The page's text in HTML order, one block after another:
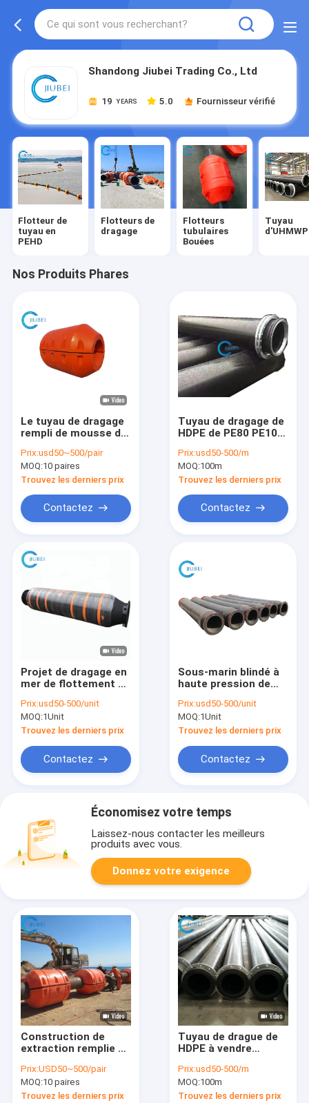
Shandong Jiubei Trading Co., Ltd
19 YEARS 5.0 Fournisseur vérifié
Flotteur de
tuyau en
PEHD
Flotteurs de
dragage
Flotteurs
tubulaires
Bouées
Tuyau
Nos Produits Phares
Le tuyau de dragage
rempli de mousse de
le tuyau qu'orange
flotte 23-28cm 17-20
litres
Prix:usd50~500/pair
MOQ:10 paires
Trouvez les derniers prix
Contactez
Tuyau de dragage de
HDPE de PE80 PE100
d'eaux d'égout
déchargeant de
grands diamètres
Prix:usd50-500/m
MOQ:100m
Trouvez les derniers prix
Contactez
Projet de dragage en
mer de flottement de
Dredge Hose For de
tuyau d'individu
Prix:usd50-500/unit
MOQ:1Unit
Trouvez les derniers prix
Contactez
Sous-marin blindé à
haute pression de
caoutchouc de bride
de sandwich
Prix:usd50-500/unit
MOQ:1Unit
Trouvez les derniers prix
Contactez
Économisez votre temps
Laissez-nous contacter les meilleurs
produits avec vous.
Donnez votre exigence
Construction de
extraction remplie de
flottaison de
polyéthylène
d'aquiculture de poly
Prix:USD50~500/pair
MOQ:10 paires
Trouvez les derniers prix
Tuyau de drague de
HDPE à vendre
de décharge de boue
de sable d'huile 24
pouces
Prix:usd50-500/m
MOQ:100m
Trouvez les derniers prix